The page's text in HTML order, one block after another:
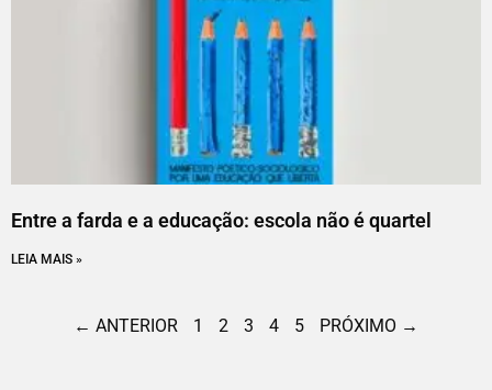
Entre a farda e a educação: escola não é quartel
LEIA MAIS »
← ANTERIOR 1 2 3 4 5 PRÓXIMO →